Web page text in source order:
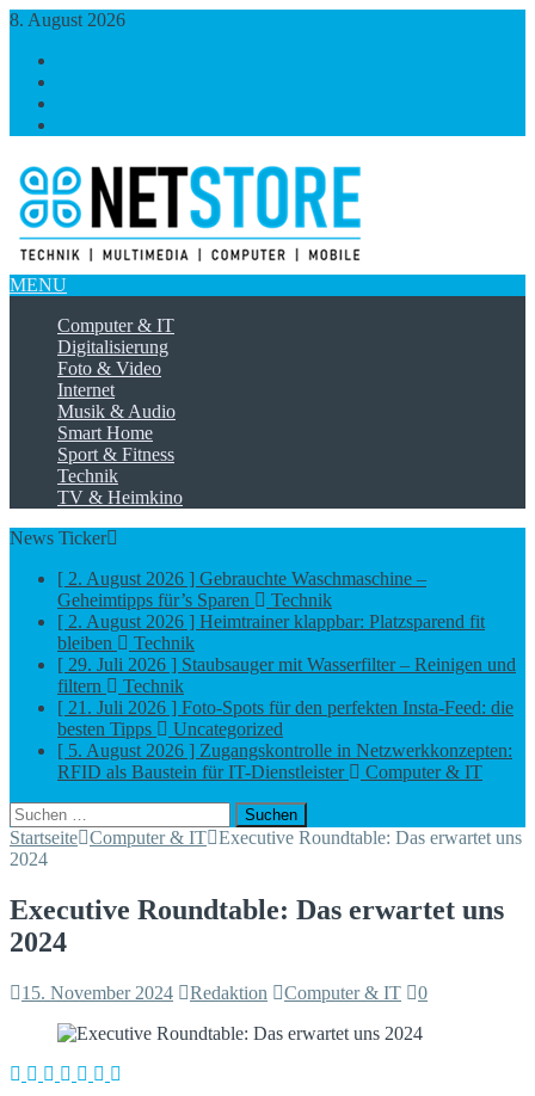
8. August 2026
MENU
Computer & IT
Digitalisierung
Foto & Video
Internet
Musik & Audio
Smart Home
Sport & Fitness
Technik
TV & Heimkino
News Ticker
[ 2. August 2026 ] Gebrauchte Waschmaschine –
Geheimtipps für’s Sparen
Technik
[ 2. August 2026 ] Heimtrainer klappbar: Platzsparend fit
bleiben
Technik
[ 29. Juli 2026 ] Staubsauger mit Wasserfilter – Reinigen und
filtern
Technik
[ 21. Juli 2026 ] Foto-Spots für den perfekten Insta-Feed: die
besten Tipps
Uncategorized
[ 5. August 2026 ] Zugangskontrolle in Netzwerkkonzepten:
RFID als Baustein für IT-Dienstleister
Computer & IT
Suchen
nach:
Startseite Computer & IT Executive Roundtable: Das erwartet uns
2024
Executive Roundtable: Das erwartet uns
2024
15. November 2024 Redaktion Computer & IT 0